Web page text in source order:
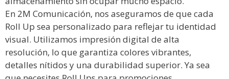
En 2M Comunicación, nos aseguramos de que cada
Roll Up sea personalizado para reflejar tu identidad
visual. Utilizamos impresión digital de alta
resolución, lo que garantiza colores vibrantes,
detalles nítidos y una durabilidad superior. Ya sea